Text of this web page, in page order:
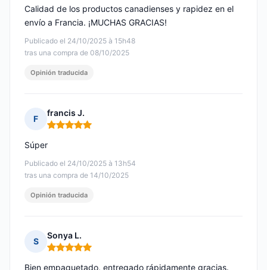
Publicado el 24/10/2025 à 15h48
tras una compra de 08/10/2025
Calidad de los productos canadienses y rapidez en el
envío a Francia. ¡MUCHAS GRACIAS!
Opinión traducida
F
francis J.
Nota: 5 de 5
Publicado el 24/10/2025 à 13h54
tras una compra de 14/10/2025
Súper
Opinión traducida
S
Sonya L.
Nota: 5 de 5
Bien empaquetado, entregado rápidamente gracias.